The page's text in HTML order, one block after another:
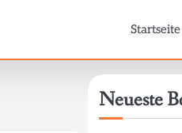
Startseite
Neueste